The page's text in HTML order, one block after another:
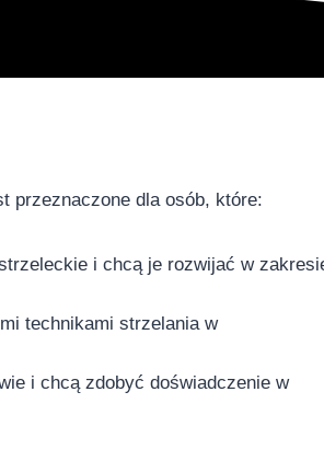
przeznaczone dla osób, które:
i chcą je rozwijać w
technikami strzelania w
i chcą zdobyć doświadczenie w